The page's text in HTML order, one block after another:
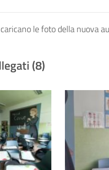
le foto della nuova
(8)